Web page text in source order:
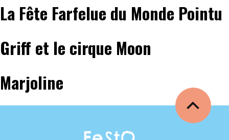
La Fête Farfelue du Monde Pointu
Griff et le cirque Moon
Marjoline